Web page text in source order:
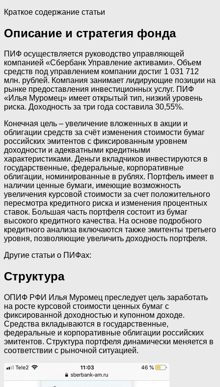
Краткое содержание статьи
Описание и стратегия фонда
ПИФ осуществляется руководство управляющей
компанией «Сбербанк Управление активами». Объем
средств под управлением компании достиг 1 031 712
млн. рублей. Компания занимает лидирующие позиции на
рынке предоставления инвестиционных услуг. ПИФ
«Илья Муромец» имеет открытый тип, низкий уровень
риска. Доходность за три года составила 30,55%.
Конечная цель – увеличение вложенных в акции и
облигации средств за счёт изменения стоимости бумаг
российских эмитентов с фиксированным уровнем
доходности и адекватными кредитными
характеристиками. Деньги вкладчиков инвестируются в
государственные, федеральные, корпоративные
облигации, номинированные в рублях. Портфель имеет в
наличии ценные бумаги, имеющие возможность
увеличения курсовой стоимости за счет положительного
пересмотра кредитного риска и изменения процентных
ставок. Большая часть портфеля состоит из бумаг
высокого кредитного качества. На основе подробного
кредитного анализа включаются также эмитенты третьего
уровня, позволяющие увеличить доходность портфеля.
Другие статьи о ПИФах:
Структура
ОПИФ РФИ Илья Муромец преследует цель заработать
на росте курсовой стоимости ценных бумаг с
фиксированной доходностью и купонном доходе.
Средства вкладываются в государственные,
федеральные и корпоративные облигации российских
эмитентов. Структура портфеля динамически меняется в
соответствии с рыночной ситуацией.